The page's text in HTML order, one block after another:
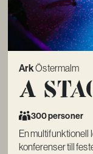
ArkÖstermalm
A
300 personer
En multifunktionell
konferenser till